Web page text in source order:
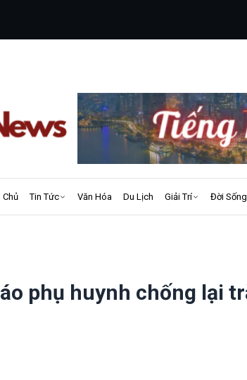
Chủ Tin Tức Văn Hóa Du Lịch Giải Trí Đời Sống
phụ huynh chống lại